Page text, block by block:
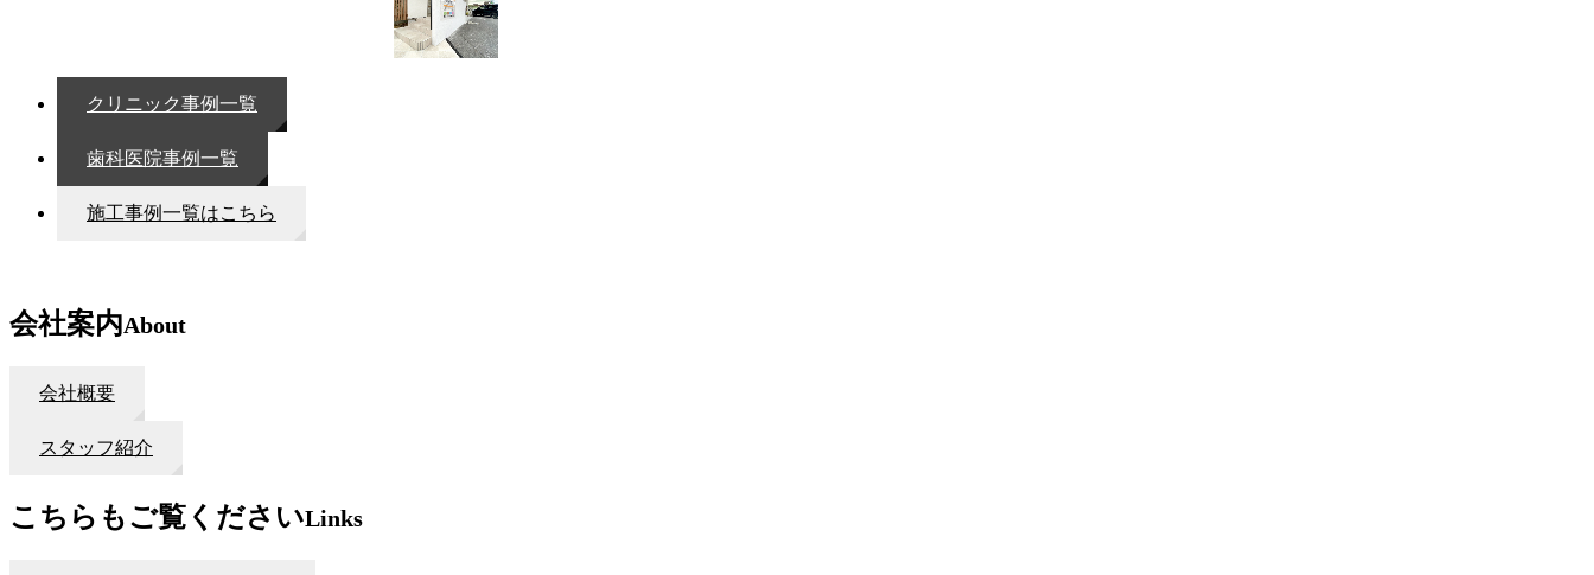
クリニック事例一覧
歯科医院事例一覧
施工事例一覧はこちら
会社案内About
会社概要
スタッフ紹介
こちらもご覧くださいLinks